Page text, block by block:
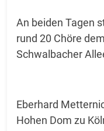
An beiden Tagen
rund 20 Chöre
Schwalbacher
Eberhard
Hohen Dom zu